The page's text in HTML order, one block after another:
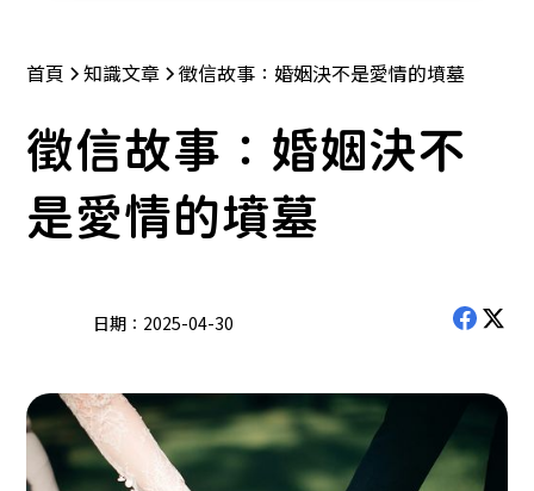
首頁 知識文章 徵信故事：婚姻決不是愛情的墳墓
徵信故事：婚姻決不
是愛情的墳墓
日期： 2025-04-30